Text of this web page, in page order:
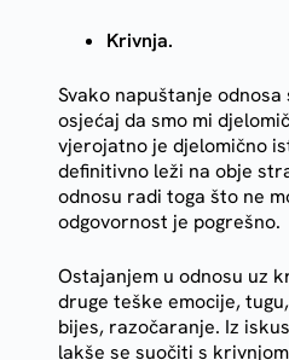
Krivnja.
Svako napuštanje odnosa
osjećaj da smo mi
vjerojatno je djelomično
definitivno leži na obje
odnosu radi toga što ne
odgovornost je pogrešno.
Ostajanjem u odnosu uz
druge teške emocije,
bijes, razočaranje. Iz
lakše se suočiti s